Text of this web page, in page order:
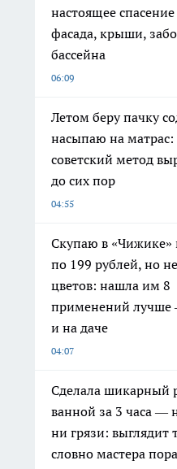
настоящее
фасада, крыши,
бассейна
06:09
Летом беру пачку
насыпаю на матрас:
советский метод
до сих пор
04:55
Скупаю в «Чижике»
по 199 рублей, но
цветов: нашла им 8
применений
и на даче
04:07
Сделала шикарный
ванной за 3 часа —
ни грязи: выглядит
словно мастера